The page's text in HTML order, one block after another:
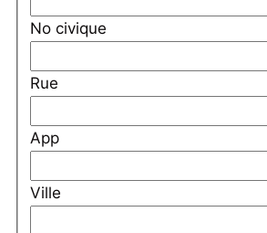
No civique
Rue
App
Ville